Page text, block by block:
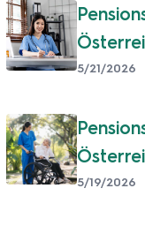
wissen
wissen
5/21/2026
5/19/2026